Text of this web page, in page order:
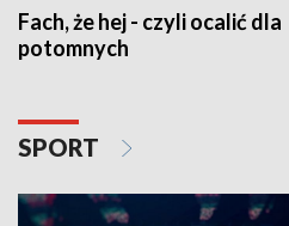
Fach, że hej - czyli ocalić dla
potomnych
SPORT